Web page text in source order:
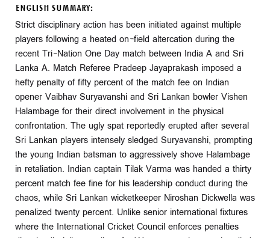
ENGLISH SUMMARY:
Strict disciplinary action has been initiated against multiple
players following a heated on-field altercation during the
recent Tri-Nation One Day match between India A and Sri
Lanka A. Match Referee Pradeep Jayaprakash imposed a
hefty penalty of fifty percent of the match fee on Indian
opener Vaibhav Suryavanshi and Sri Lankan bowler Vishen
Halambage for their direct involvement in the physical
confrontation. The ugly spat reportedly erupted after several
Sri Lankan players intensely sledged Suryavanshi, prompting
the young Indian batsman to aggressively shove Halambage
in retaliation. Indian captain Tilak Varma was handed a thirty
percent match fee fine for his leadership conduct during the
chaos, while Sri Lankan wicketkeeper Niroshan Dickwella was
penalized twenty percent. Unlike senior international fixtures
where the International Cricket Council enforces penalties